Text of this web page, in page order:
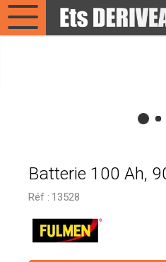
Batterie 100 Ah,
Réf : 13528